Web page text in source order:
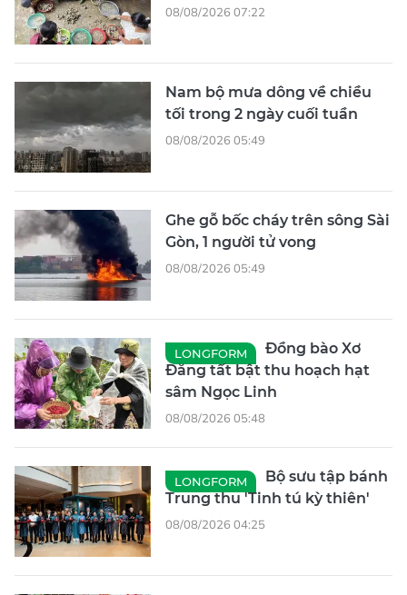
08/08/2026 07:22
Nam bộ mưa dông về chiều
tối trong 2 ngày cuối tuần
08/08/2026 05:49
Ghe gỗ bốc cháy trên sông Sài
Gòn, 1 người tử vong
08/08/2026 05:49
LONGFORM
Đồng bào Xơ
Đăng tất bật thu hoạch hạt
sâm Ngọc Linh
08/08/2026 05:48
LONGFORM
Bộ sưu tập bánh
Trung thu 'Tinh tú kỳ thiên'
08/08/2026 04:25